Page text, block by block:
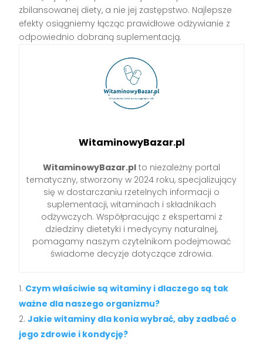
zbilansowanej diety, a nie jej zastępstwo. Najlepsze
efekty osiągniemy łącząc prawidłowe odżywianie z
odpowiednio dobraną suplementacją.
WitaminowyBazar.pl
WitaminowyBazar.pl to niezależny portal
tematyczny, stworzony w 2024 roku, specjalizujący
się w dostarczaniu rzetelnych informacji o
suplementacji, witaminach i składnikach
odżywczych. Współpracując z ekspertami z
dziedziny dietetyki i medycyny naturalnej,
pomagamy naszym czytelnikom podejmować
świadome decyzje dotyczące zdrowia.
Czym właściwie są witaminy i dlaczego są tak
ważne dla naszego organizmu?
Jakie witaminy dla konia wybrać, aby zadbać o
jego zdrowie i kondycję?